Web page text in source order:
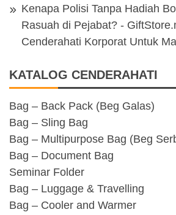
Kenapa Polisi Tanpa Hadiah
Rasuah di Pejabat? -
Cenderahati Korporat Untuk
KATALOG CENDERAHATI
Bag – Back Pack (Beg Galas)
Bag – Sling Bag
Bag – Multipurpose Bag (Beg
Bag – Document Bag
Seminar Folder
Bag – Luggage & Travelling
Bag – Cooler and Warmer